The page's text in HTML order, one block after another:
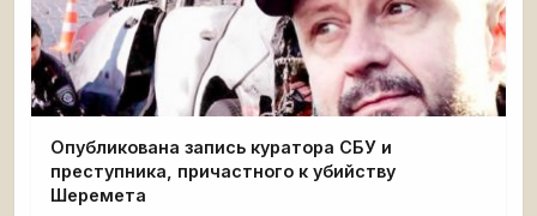
Опубликована запись куратора СБУ и
преступника, причастного к убийству
Шеремета